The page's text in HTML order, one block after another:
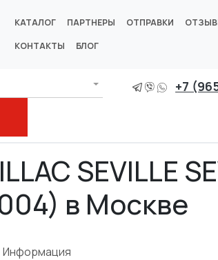
КАТАЛОГ ПАРТНЕРЫ ОТПРАВКИ
КОНТАКТЫ
БЛОГ
+7
SEVILLE
в Москве
Информация